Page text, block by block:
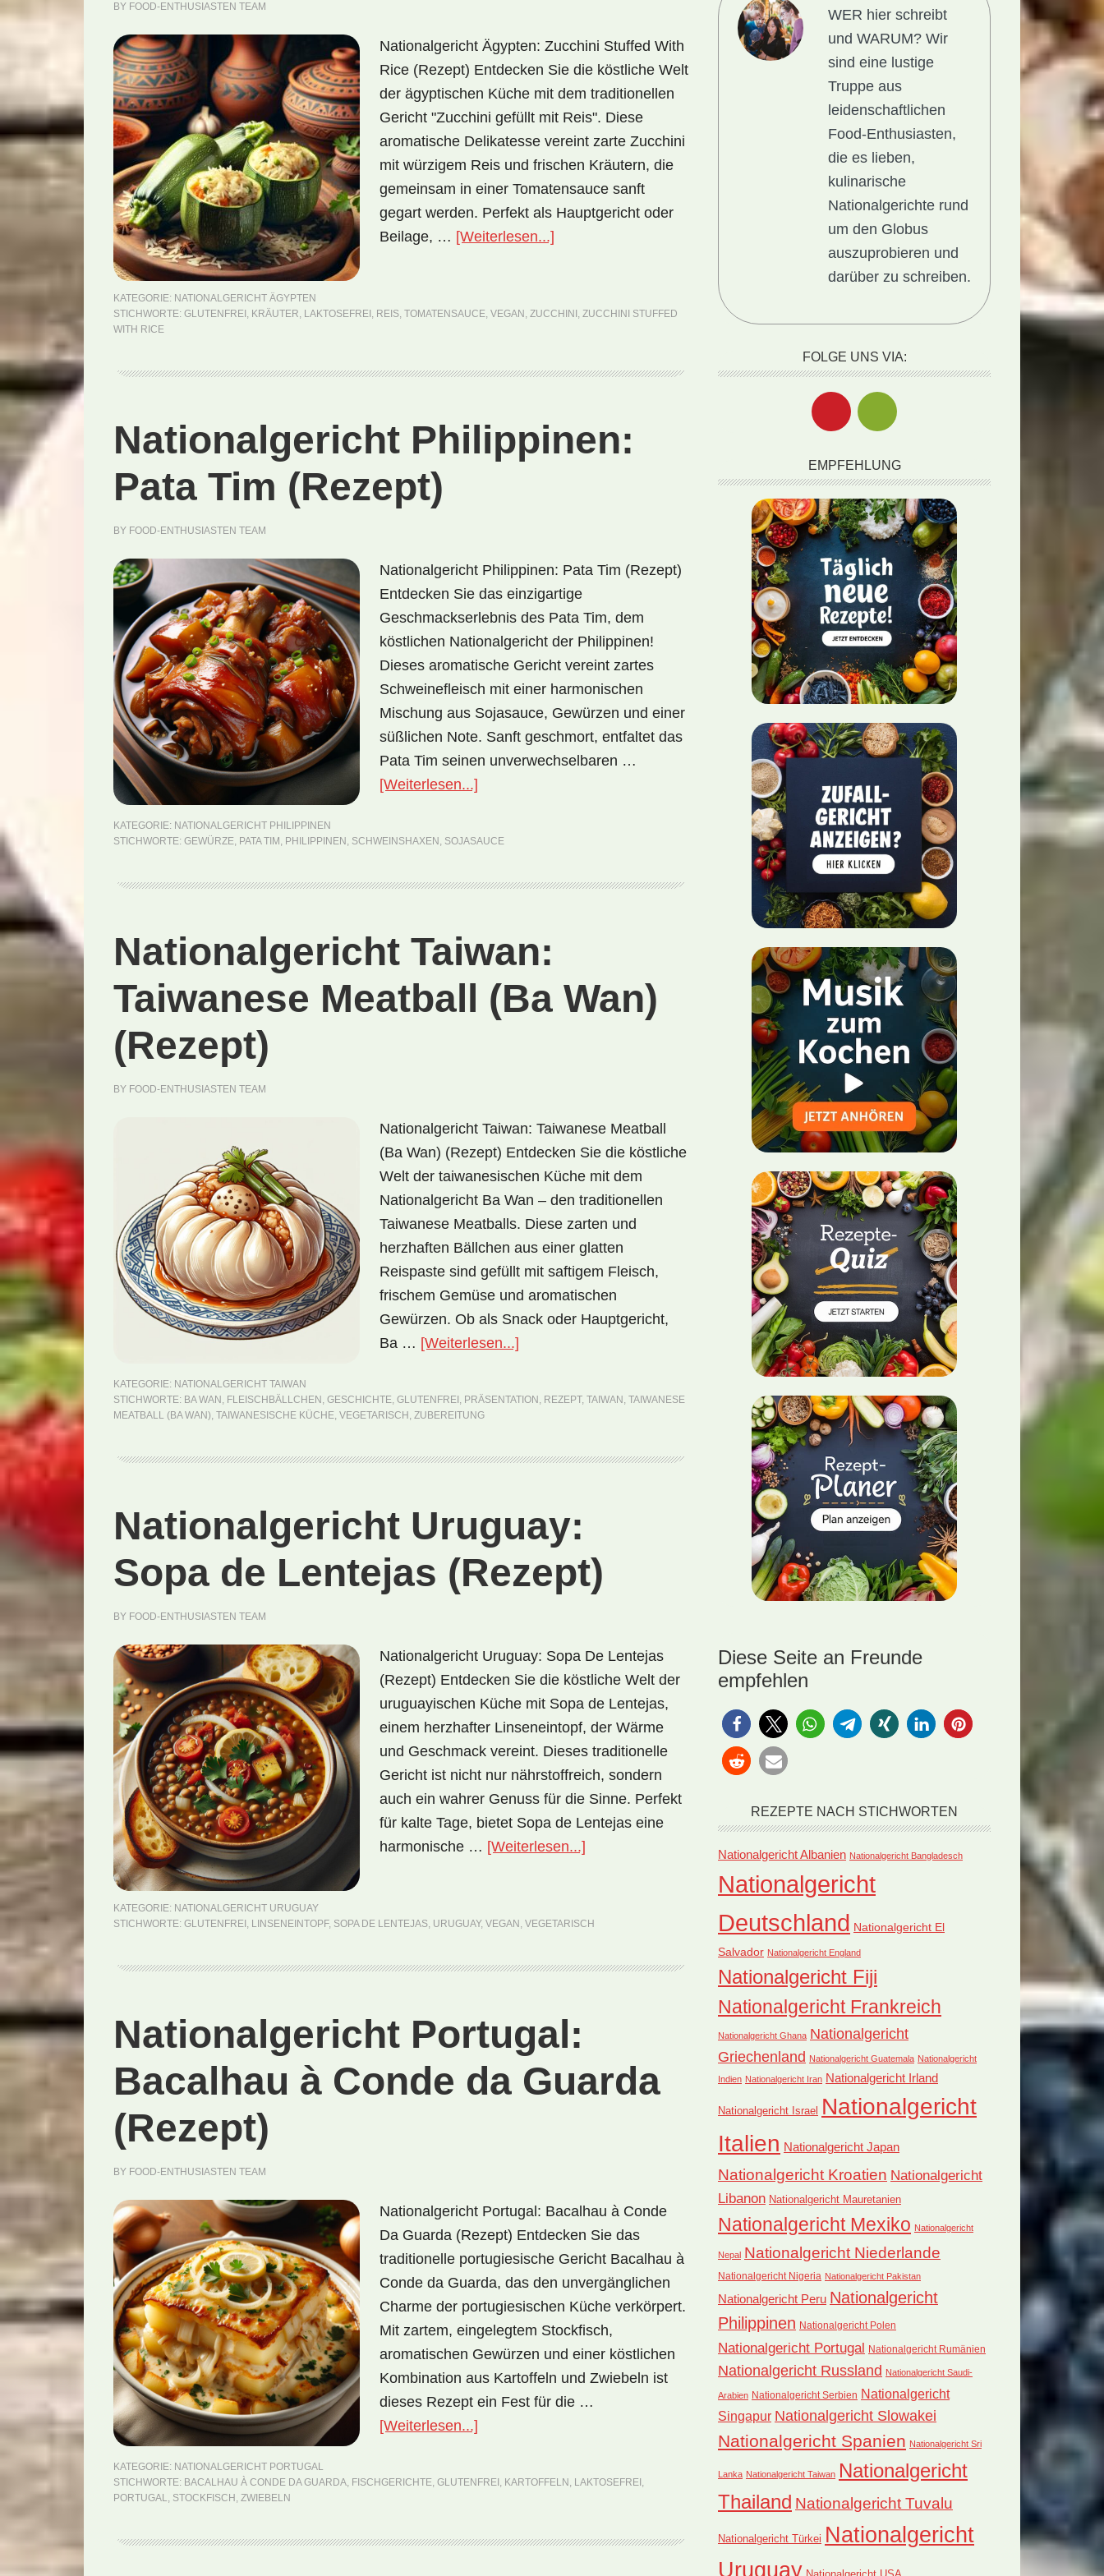
BY FOOD-ENTHUSIASTEN TEAM
Nationalgericht Ägypten: Zucchini Stuffed With
Rice (Rezept) Entdecken Sie die köstliche Welt
der ägyptischen Küche mit dem traditionellen
Gericht "Zucchini gefüllt mit Reis". Diese
aromatische Delikatesse vereint zarte Zucchini
mit würzigem Reis und frischen Kräutern, die
gemeinsam in einer Tomatensauce sanft
gegart werden. Perfekt als Hauptgericht oder
Beilage, … [Weiterlesen...]
Stuffed
(Rezept)
KATEGORIE: NATIONALGERICHT ÄGYPTEN
STICHWORTE: GLUTENFREI , KRÄUTER, LAKTOSEFREI , REIS, TOMATENSAUCE, VEGAN , ZUCCHINI , ZUCCHINI STUFFED
WITH RICE
Nationalgericht Philippinen:
Pata Tim (Rezept)
BY FOOD-ENTHUSIASTEN TEAM
Nationalgericht Philippinen: Pata Tim (Rezept)
Entdecken Sie das einzigartige
Geschmackserlebnis des Pata Tim, dem
köstlichen Nationalgericht der Philippinen!
Dieses aromatische Gericht vereint zartes
Schweinefleisch mit einer harmonischen
Mischung aus Sojasauce, Gewürzen und einer
süßlichen Note. Sanft geschmort, entfaltet das
Pata Tim seinen unverwechselbaren …
[Weiterlesen...]
(Rezept)
KATEGORIE: NATIONALGERICHT PHILIPPINEN
STICHWORTE: GEWÜRZE, PATA TIM , PHILIPPINEN , SCHWEINSHAXEN , SOJASAUCE
Nationalgericht Taiwan:
Taiwanese Meatball (Ba Wan)
(Rezept)
BY FOOD-ENTHUSIASTEN TEAM
Nationalgericht Taiwan: Taiwanese Meatball
(Ba Wan) (Rezept) Entdecken Sie die köstliche
Welt der taiwanesischen Küche mit dem
Nationalgericht Ba Wan – den traditionellen
Taiwanese Meatballs. Diese zarten und
herzhaften Bällchen aus einer glatten
Reispaste sind gefüllt mit saftigem Fleisch,
frischem Gemüse und aromatischen
Gewürzen. Ob als Snack oder Hauptgericht,
Ba … [Weiterlesen...]
Wan)
KATEGORIE: NATIONALGERICHT TAIWAN
STICHWORTE: BA WAN , FLEISCHBÄLLCHEN , GESCHICHTE, GLUTENFREI , PRÄSENTATION , REZEPT, TAIWAN , TAIWANESE
MEATBALL (BA WAN), TAIWANESISCHE KÜCHE, VEGETARISCH , ZUBEREITUNG
Nationalgericht Uruguay:
Sopa de Lentejas (Rezept)
BY FOOD-ENTHUSIASTEN TEAM
Nationalgericht Uruguay: Sopa De Lentejas
(Rezept) Entdecken Sie die köstliche Welt der
uruguayischen Küche mit Sopa de Lentejas,
einem herzhafter Linseneintopf, der Wärme
und Geschmack vereint. Dieses traditionelle
Gericht ist nicht nur nährstoffreich, sondern
auch ein wahrer Genuss für die Sinne. Perfekt
für kalte Tage, bietet Sopa de Lentejas eine
harmonische … [Weiterlesen...]
de
(Rezept)
KATEGORIE: NATIONALGERICHT URUGUAY
STICHWORTE: GLUTENFREI , LINSENEINTOPF, SOPA DE LENTEJAS, URUGUAY, VEGAN , VEGETARISCH
Nationalgericht Portugal:
Bacalhau à Conde da Guarda
(Rezept)
BY FOOD-ENTHUSIASTEN TEAM
Nationalgericht Portugal: Bacalhau à Conde
Da Guarda (Rezept) Entdecken Sie das
traditionelle portugiesische Gericht Bacalhau à
Conde da Guarda, das den unvergänglichen
Charme der portugiesischen Küche verkörpert.
Mit zartem, eingelegtem Stockfisch,
aromatischen Gewürzen und einer köstlichen
Kombination aus Kartoffeln und Zwiebeln ist
dieses Rezept ein Fest für die …
[Weiterlesen...]
da
KATEGORIE: NATIONALGERICHT PORTUGAL
STICHWORTE: BACALHAU À CONDE DA GUARDA, FISCHGERICHTE, GLUTENFREI , KARTOFFELN , LAKTOSEFREI ,
PORTUGAL, STOCKFISCH , ZWIEBELN
WER hier schreibt
und WARUM?Wir
sind eine lustige
Truppe aus
leidenschaftlichen
Food-Enthusiasten,
die es lieben,
kulinarische
Nationalgerichte rund
um den Globus
auszuprobieren und
darüber zu schreiben.
FOLGE UNS VIA:
EMPFEHLUNG
Diese Seite an Freunde
empfehlen
REZEPTE NACH STICHWORTEN
Nationalgericht Albanien Nationalgericht Bangladesch
Nationalgericht
Deutschland Nationalgericht El
Salvador Nationalgericht England
Nationalgericht Fiji
Nationalgericht Frankreich
Nationalgericht Ghana Nationalgericht
Griechenland Nationalgericht Guatemala Nationalgericht
Indien Nationalgericht Iran Nationalgericht Irland
Nationalgericht Israel Nationalgericht
Italien Nationalgericht Japan
Nationalgericht Kroatien Nationalgericht
Libanon Nationalgericht Mauretanien
Nationalgericht Mexiko Nationalgericht
Nepal Nationalgericht Niederlande
Nationalgericht Nigeria Nationalgericht Pakistan
Nationalgericht Peru Nationalgericht
Philippinen Nationalgericht Polen
Nationalgericht Portugal Nationalgericht Rumänien
Nationalgericht Russland Nationalgericht Saudi-
Arabien Nationalgericht Serbien Nationalgericht
Singapur Nationalgericht Slowakei
Nationalgericht Spanien Nationalgericht Sri
Lanka Nationalgericht Taiwan Nationalgericht
Thailand Nationalgericht Tuvalu
Nationalgericht Türkei Nationalgericht
Uruguay